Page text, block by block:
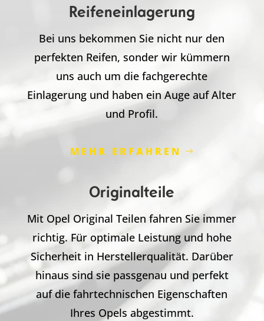
Reifeneinlagerung
Bei uns bekommen Sie nicht nur den
perfekten Reifen, sonder wir kümmern
uns auch um die fachgerechte
Einlagerung und haben ein Auge auf Alter
und Profil.
MEHR ERFAHREN
Originalteile
Mit Opel Original Teilen fahren Sie immer
richtig. Für optimale Leistung und hohe
Sicherheit in Herstellerqualität. Darüber
hinaus sind sie passgenau und perfekt
auf die fahrtechnischen Eigenschaften
Ihres Opels abgestimmt.